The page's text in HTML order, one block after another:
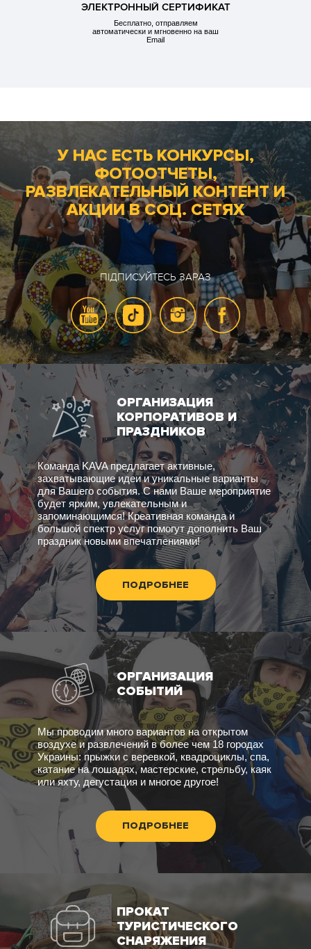
ЭЛЕКТРОННЫЙ СЕРТИФИКАТ
Бесплатно, отправляем
автоматически и мгновенно на ваш
Email
У НАС ЕСТЬ КОНКУРСЫ,
ФОТООТЧЕТЫ,
РАЗВЛЕКАТЕЛЬНЫЙ КОНТЕНТ И
АКЦИИ В СОЦ. СЕТЯХ
ПІДПИСУЙТЕСЬ ЗАРАЗ
ОРГАНИЗАЦИЯ
КОРПОРАТИВОВ И
ПРАЗДНИКОВ
Команда KAVA предлагает активные,
захватывающие идеи и уникальные варианты
для Вашего события. С нами Ваше мероприятие
будет ярким, увлекательным и
запоминающимся! Креативная команда и
большой спектр услуг помогут дополнить Ваш
праздник новыми впечатлениями!
ПОДРОБНЕЕ
ОРГАНИЗАЦИЯ
СОБЫТИЙ
Мы проводим много вариантов на открытом
воздухе и развлечений в более чем 18 городах
Украины: прыжки с веревкой, квадроциклы, спа,
катание на лошадях, мастерские, стрельбу, каяк
или яхту, дегустация и многое другое!
ПОДРОБНЕЕ
ПРОКАТ
ТУРИСТИЧЕСКОГО
СНАРЯЖЕНИЯ